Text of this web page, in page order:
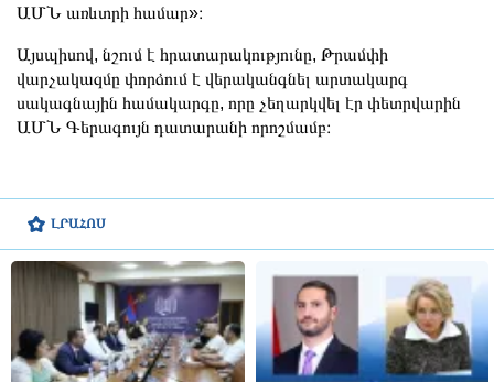
ԼՐԱՀՈՍ
ԱՄՆ առևտրի համար»։
Այսպիսով, նշում է հրատարակությունը, Թրամփի
վարչակազմը փորձում է վերականգնել արտակարգ
սակագնային համակարգը, որը չեղարկվել էր փետրվարին
ԱՄՆ Գերագույն դատարանի որոշմամբ։